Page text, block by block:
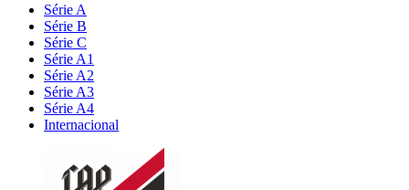
Série A
Série B
Série C
Série A1
Série A2
Série A3
Série A4
Internacional